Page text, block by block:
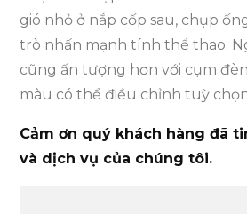
gió nhỏ ở nắp cốp sau, chụp
trò nhấn mạnh tính thể thao.
cũng ấn tượng hơn với cụm
màu có thể điều chỉnh tuỳ
Cảm ơn quý khách hàng đã
và dịch vụ của chúng tôi.